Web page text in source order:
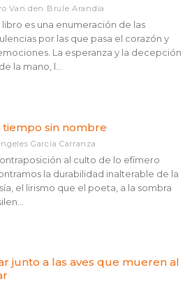
Van den Brule Arandia
libro es una enumeración de las
por las que pasa el corazón y
La esperanza y la decepción
la mano, l...
tiempo sin nombre
García Carranza
al culto de lo efímero
la durabilidad inalterable de la
el lirismo que el poeta, a la sombra
junto a las aves que mueren al